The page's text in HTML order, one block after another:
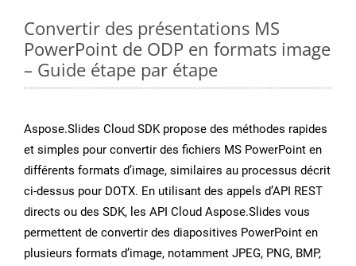
Convertir des présentations MS
PowerPoint de ODP en formats image
– Guide étape par étape
Aspose.Slides Cloud SDK propose des méthodes rapides
et simples pour convertir des fichiers MS PowerPoint en
différents formats d’image, similaires au processus décrit
ci-dessus pour DOTX. En utilisant des appels d’API REST
directs ou des SDK, les API Cloud Aspose.Slides vous
permettent de convertir des diapositives PowerPoint en
plusieurs formats d’image, notamment JPEG, PNG, BMP,